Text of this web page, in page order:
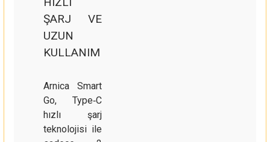
ŞARJ VE
UZUN
KULLANIM
Arnica Smart
Go, Type‑C
hızlı şarj
teknolojisi ile